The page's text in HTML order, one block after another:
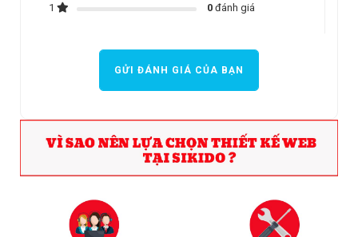
1
0đánh giá
GỬI ĐÁNH GIÁ CỦA BẠN